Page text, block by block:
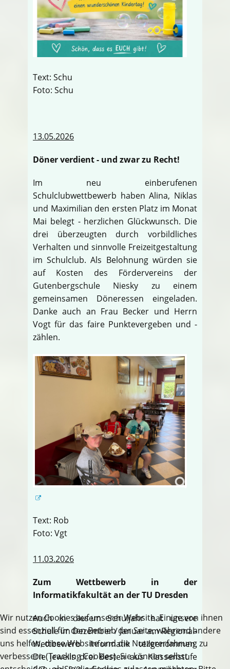
Text: Schu
Foto: Schu
13.05.2026
Döner verdient - und zwar zu Recht!
Im neu einberufenen
Schulclubwettbewerb haben Alina, Niklas
und Maximilian den ersten Platz im Monat
Mai belegt - herzlichen Glückwunsch. Die
drei überzeugten durch vorbildliches
Verhalten und sinnvolle Freizeitgestaltung
im Schulclub. Als Belohnung würden sie
auf Kosten des Fördervereins der
Gutenbergschule Niesky zu einem
gemeinsamen Döneressen eingeladen.
Danke auch an Frau Becker und Herrn
Vogt für das faire Punktevergeben und -
zählen.
Text: Rob
Foto: Vgt
11.03.2026
Zum Wettbewerb in der
Informatikfakultät an der TU Dresden
Auch in diesem Schuljahr hat unsere
Schule im Dezember / Januar am Regional-
Wettbewerb Informatik teilgenommen.
Die jeweils drei Besten aus Klassenstufe
Wir nutzen Cookies auf unserer Website. Einige von ihnen
sind essenziell für den Betrieb der Seite, während andere
uns helfen, diese Website und die Nutzererfahrung zu
verbessern (Tracking Cookies). Sie können selbst